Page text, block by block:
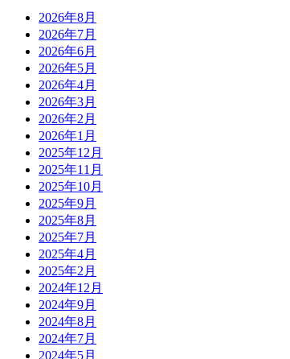
2026年8月
2026年7月
2026年6月
2026年5月
2026年4月
2026年3月
2026年2月
2026年1月
2025年12月
2025年11月
2025年10月
2025年9月
2025年8月
2025年7月
2025年4月
2025年2月
2024年12月
2024年9月
2024年8月
2024年7月
2024年5月